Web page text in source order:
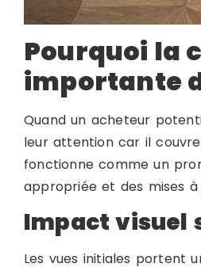
Pourquoi la
importante
Quand un acheteur
leur attention car il
fonctionne comme un
appropriée et des mises
Impact visuel
Les vues initiales portent